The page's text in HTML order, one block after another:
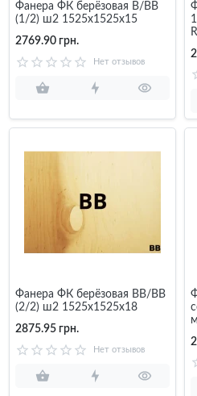
Фанера ФК берёзовая B/BB
(1/2) ш2 1525x1525x15
2769.90 грн.
Нет отзывов
Фанера ФК берёзовая BB/BB
(2/2) ш2 1525x1525x18
2875.95 грн.
Нет отзывов